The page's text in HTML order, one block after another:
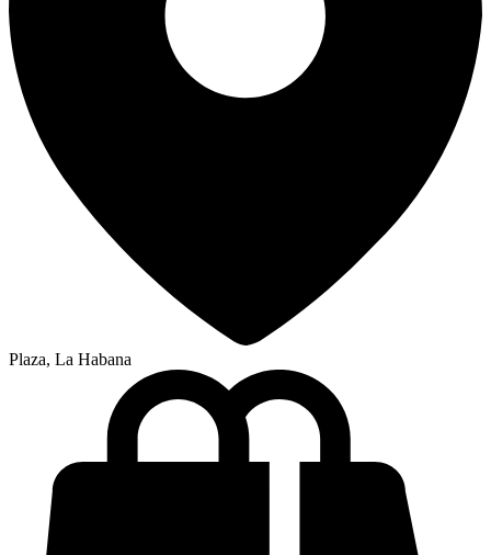
Plaza, La Habana